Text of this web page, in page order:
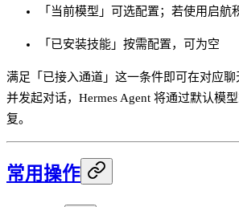
「当前模型」可选配置；若使用启航
「已安装技能」按需配置，可为空
满足「已接入通道」这一条件即可在对应
并发起对话，Hermes Agent 将通过默认模
复。
常用操作